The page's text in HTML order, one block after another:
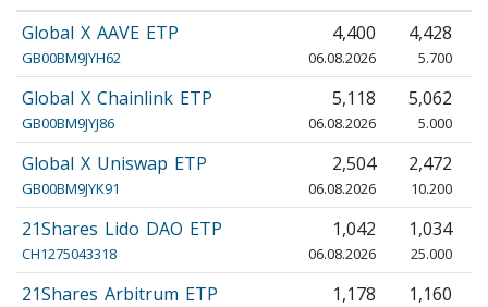
Global X AAVE ETP
GB00BM9JYH62
4,400
06.08.2026
4,428
5.700
Global X Chainlink ETP
GB00BM9JYJ86
5,118
06.08.2026
5,062
5.000
Global X Uniswap ETP
GB00BM9JYK91
2,504
06.08.2026
2,472
10.200
21Shares Lido DAO ETP
CH1275043318
1,042
06.08.2026
1,034
25.000
21Shares Arbitrum ETP 1,178 1,160